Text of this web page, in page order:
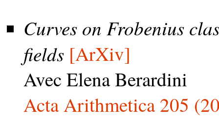
Curves on Frobenius
fields [ArXiv]
Avec Elena Berardini
Acta Arithmetica 205